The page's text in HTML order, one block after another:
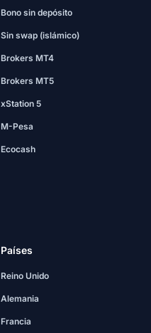
Bono sin depósito
Sin swap (islámico)
Brokers MT4
Brokers MT5
xStation 5
M-Pesa
Ecocash
Países
Reino Unido
Alemania
Francia